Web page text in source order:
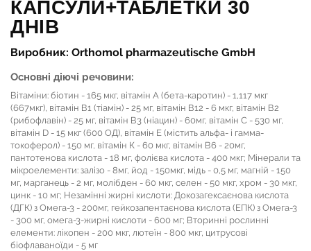
КАПСУЛИ+ТАБЛЕТКИ 30
ДНІВ
Виробник: Orthomol pharmazeutische GmbH
Основні діючі речовини:
Вітаміни: біотин - 165 мкг, вітамін А (бета-каротин) - 1,117 мкг
(667мкг), вітамін В1 (тіамін) - 25 мг, вітамін В12 - 6 мкг, вітамін В2
(рибофлавін) - 25 мг, вітамін В3 (ніацин) - 60мг, вітамін С - 530 мг,
вітамін D - 15 мкг (600 ОД), вітамін Е (містить альфа- і гамма-
токоферол) - 150 мг, вітамін К - 60 мкг, вітамін В6 - 20мг,
пантотенова кислота - 18 мг, фолієва кислота - 400 мкг; Мінерали та
мікроелементи: залізо - 8мг, йод - 150мкг, мідь - 0,5 мг, магній - 150
мг, марганець - 2 мг, молібден - 60 мкг, селен - 50 мкг, хром - 30 мкг,
цинк - 10 мг; Незамінні жирні кислоти: Докозагексаєнова кислота
(ДГК) з Омега-3 - 200мг, гейкозапентаєнова кислота (ЕПК) з Омега-3
- 300 мг, омега-3-жирні кислоти - 600 мг; Вторинні рослинні
елементи: лікопен - 200 мкг, лютеїн - 800 мкг, цитрусові
біофлаваноїди - 5 мг